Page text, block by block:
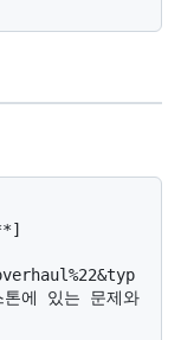
에 있는 문제와